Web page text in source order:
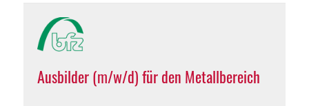
Ausbilder (m/w/d) für den Metallbereich